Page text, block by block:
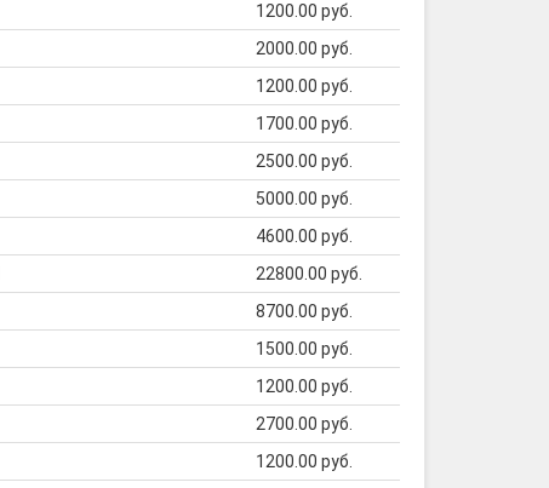
1200.00 руб.
2000.00 руб.
1200.00 руб.
1700.00 руб.
2500.00 руб.
5000.00 руб.
4600.00 руб.
22800.00 руб.
8700.00 руб.
1500.00 руб.
1200.00 руб.
2700.00 руб.
1200.00 руб.